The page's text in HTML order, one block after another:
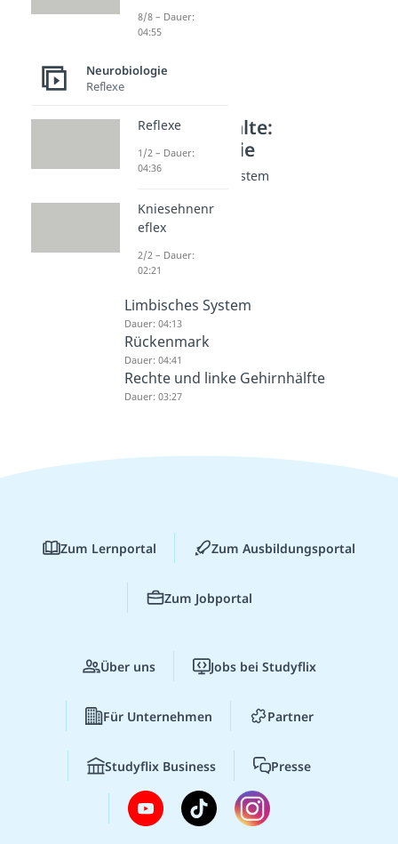
Weitere Inhalte:
Neurobiologie
Zentrales Nervensystem
Dauer: 04:50
Großhirn
Dauer: 03:05
Amygdala
Limbisches System
Dauer: 04:13
Rückenmark
Dauer: 04:41
Rechte und linke Gehirnhälfte
Dauer: 03:27
8/8 – Dauer:
04:55
Neurobiologie
Reflexe
Reflexe
1/2 – Dauer:
04:36
Kniesehnenr
eflex
2/2 – Dauer:
02:21
Zum Lernportal Zum Ausbildungsportal
Zum Jobportal
Über uns Jobs bei Studyflix
Für Unternehmen Partner
Studyflix Business Presse